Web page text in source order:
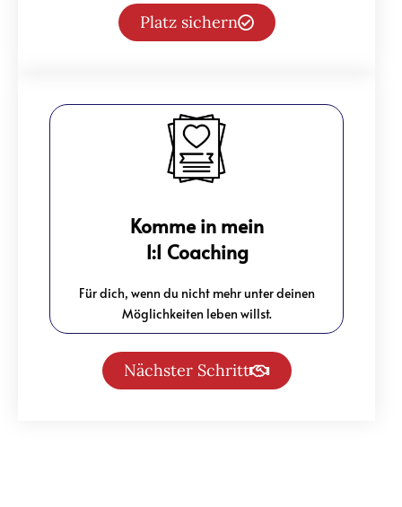
Platz sichern
Komme in mein
1:1 Coaching
Für dich, wenn du nicht mehr unter deinen
Möglichkeiten leben willst.
Nächster Schritt